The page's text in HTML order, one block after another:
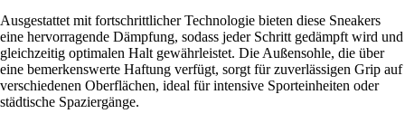
Ausgestattet mit fortschrittlicher Technologie bieten diese Sneakers
eine hervorragende Dämpfung, sodass jeder Schritt gedämpft wird und
gleichzeitig optimalen Halt gewährleistet. Die Außensohle, die über
eine bemerkenswerte Haftung verfügt, sorgt für zuverlässigen Grip auf
verschiedenen Oberflächen, ideal für intensive Sporteinheiten oder
städtische Spaziergänge.